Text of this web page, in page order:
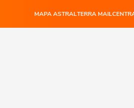
MAPA ASTRALTERRA MAIL